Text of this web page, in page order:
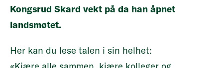
Kongsrud Skard vekt på da han åpnet
landsmøtet.
Her kan du lese talen i sin helhet: